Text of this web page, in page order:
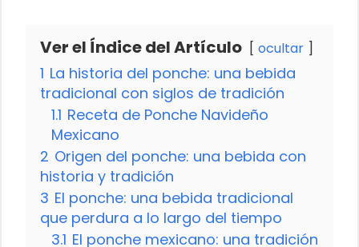
Ver el Índice del Artículo ocultar
1 La historia del ponche: una bebida
tradicional con siglos de tradición
1.1 Receta de Ponche Navideño
Mexicano
2 Origen del ponche: una bebida con
historia y tradición
3 El ponche: una bebida tradicional
que perdura a lo largo del tiempo
3.1 El ponche mexicano: una tradición